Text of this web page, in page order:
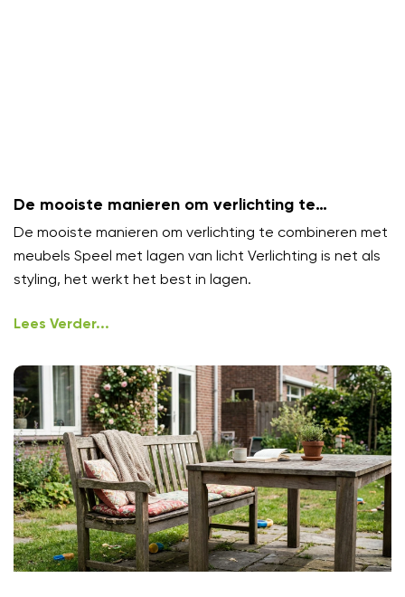
De mooiste manieren om verlichting te
combineren met meubels
De mooiste manieren om verlichting te combineren met
meubels Speel met lagen van licht Verlichting is net als
styling, het werkt het best in lagen.
Lees Verder...